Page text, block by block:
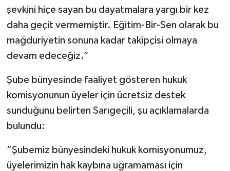
şevkini hiçe sayan bu dayatmalara yargı bir kez
daha geçit vermemiştir. Eğitim-Bir-Sen olarak bu
mağduriyetin sonuna kadar takipçisi olmaya
devam edeceğiz.”
Şube bünyesinde faaliyet gösteren hukuk
komisyonunun üyeler için ücretsiz destek
sunduğunu belirten Sarıgeçili, şu açıklamalarda
bulundu:
“Şubemiz bünyesindeki hukuk komisyonumuz,
üyelerimizin hak kaybına uğramaması için